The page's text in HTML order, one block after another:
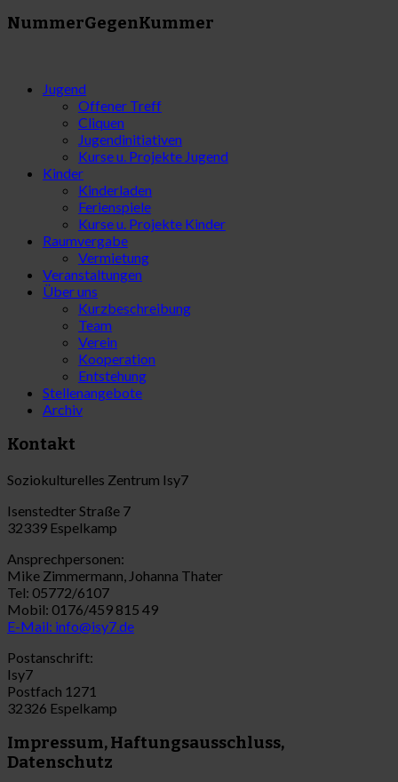
NummerGegenKummer
Jugend
Offener Treff
Cliquen
Jugendinitiativen
Kurse u. Projekte Jugend
Kinder
Kinderladen
Ferienspiele
Kurse u. Projekte Kinder
Raumvergabe
Vermietung
Veranstaltungen
Über uns
Kurzbeschreibung
Team
Verein
Kooperation
Entstehung
Stellenangebote
Archiv
Kontakt
Soziokulturelles Zentrum Isy7
Isenstedter Straße 7
32339 Espelkamp
Ansprechpersonen:
Mike Zimmermann, Johanna Thater
Tel: 05772/6107
Mobil: 0176/459 815 49
E-Mail: info@isy7.de
Postanschrift:
Isy7
Postfach 1271
32326 Espelkamp
Impressum, Haftungsausschluss,
Datenschutz